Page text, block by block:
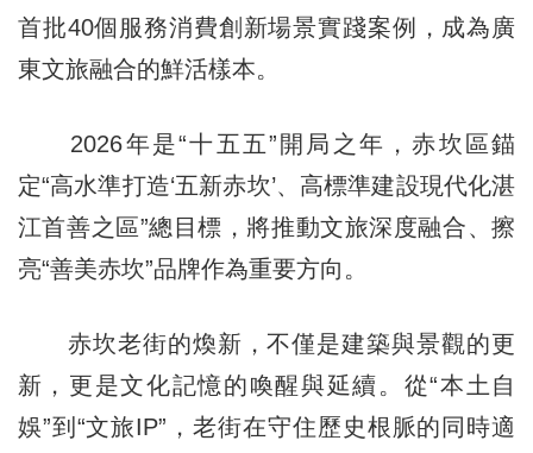
首批40個服務消費創新場景實踐案例，成為廣
東文旅融合的鮮活樣本。
2026年是“十五五”開局之年，赤坎區錨
定“高水準打造‘五新赤坎’、高標準建設現代化湛
江首善之區”總目標，將推動文旅深度融合、擦
亮“善美赤坎”品牌作為重要方向。
赤坎老街的煥新，不僅是建築與景觀的更
新，更是文化記憶的喚醒與延續。從“本土自
娛”到“文旅IP”，老街在守住歷史根脈的同時適